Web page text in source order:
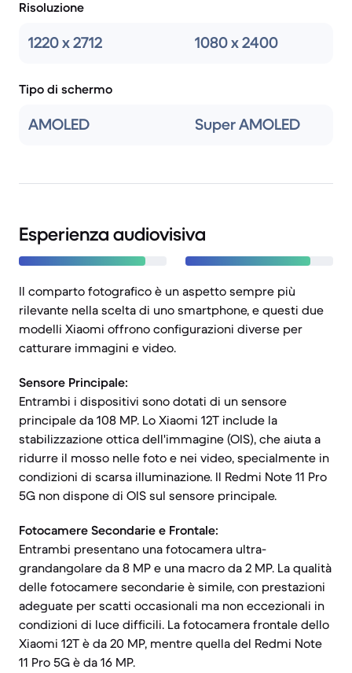
Risoluzione
1220 x 2712 1080 x 2400
Tipo di schermo
AMOLED Super AMOLED
Esperienza audiovisiva
Il comparto fotografico è un aspetto sempre più
rilevante nella scelta di uno smartphone, e questi due
modelli Xiaomi offrono configurazioni diverse per
catturare immagini e video.
Sensore Principale:
Entrambi i dispositivi sono dotati di un sensore
principale da 108 MP. Lo Xiaomi 12T include la
stabilizzazione ottica dell'immagine (OIS), che aiuta a
ridurre il mosso nelle foto e nei video, specialmente in
condizioni di scarsa illuminazione. Il Redmi Note 11 Pro
5G non dispone di OIS sul sensore principale.
Fotocamere Secondarie e Frontale:
Entrambi presentano una fotocamera ultra-
grandangolare da 8 MP e una macro da 2 MP. La qualità
delle fotocamere secondarie è simile, con prestazioni
adeguate per scatti occasionali ma non eccezionali in
condizioni di luce difficili. La fotocamera frontale dello
Xiaomi 12T è da 20 MP, mentre quella del Redmi Note
11 Pro 5G è da 16 MP.